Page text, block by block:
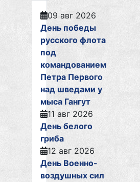
09 авг 2026
День победы
русского флота
под
командованием
Петра Первого
над шведами у
мыса Гангут
11 авг 2026
День белого
гриба
12 авг 2026
День Военно-
воздушных сил